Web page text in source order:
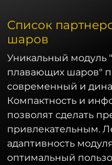
Список
шаров
Уникальный модуль
плавающих шаров"
современный и
Компактность и
позволят сделать
привлекательным.
адаптивность
оптимальный